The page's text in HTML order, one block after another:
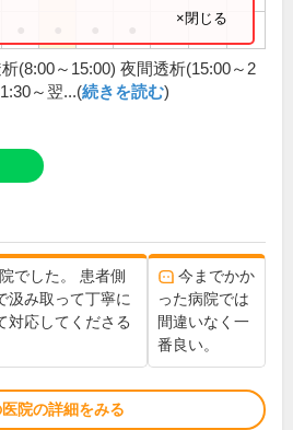
×閉じる
(8:00～15:00) 夜間透析(15:00～2
～翌...(続きを読む)
でした。 患者側
汲み取って丁寧に
対応してくださる
今までかか
った病院では
間違いなく一
番良い。
院の詳細をみる